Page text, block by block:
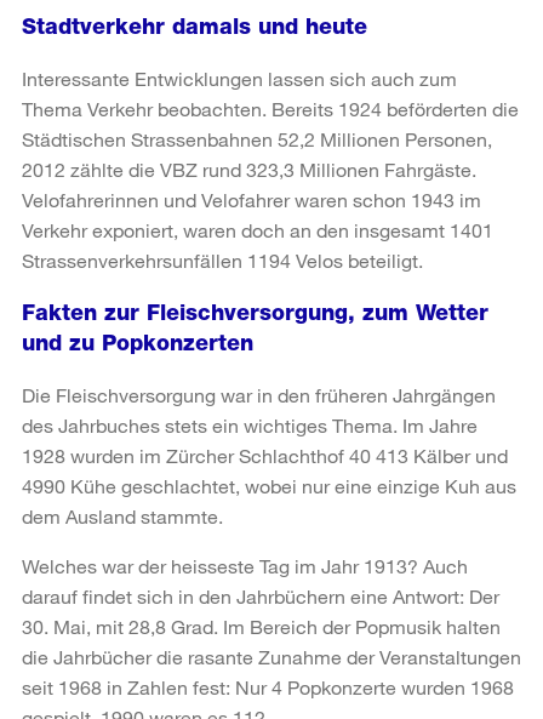
Stadtverkehr damals und heute
Interessante Entwicklungen lassen sich auch zum
Thema Verkehr beobachten. Bereits 1924 beförderten die
Städtischen Strassenbahnen 52,2 Millionen Personen,
2012 zählte die VBZ rund 323,3 Millionen Fahrgäste.
Velofahrerinnen und Velofahrer waren schon 1943 im
Verkehr exponiert, waren doch an den insgesamt 1401
Strassenverkehrsunfällen 1194 Velos beteiligt.
Fakten zur Fleischversorgung, zum Wetter
und zu Popkonzerten
Die Fleischversorgung war in den früheren Jahrgängen
des Jahrbuches stets ein wichtiges Thema. Im Jahre
1928 wurden im Zürcher Schlachthof 40 413 Kälber und
4990 Kühe geschlachtet, wobei nur eine einzige Kuh aus
dem Ausland stammte.
Welches war der heisseste Tag im Jahr 1913? Auch
darauf findet sich in den Jahrbüchern eine Antwort: Der
30. Mai, mit 28,8 Grad. Im Bereich der Popmusik halten
die Jahrbücher die rasante Zunahme der Veranstaltungen
seit 1968 in Zahlen fest: Nur 4 Popkonzerte wurden 1968